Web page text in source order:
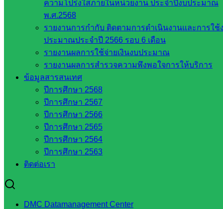
ความโปร่งใสภายในหน่วยงาน ประจำปีงบประมาณ
พ.ศ.2568
รายงานการกำกับ ติดตามการดำเนินงานและการใช้
ประมาณประจำปี 2566 รอบ 6 เดือน
รายงานผลการใช้จ่ายเงินงบประมาณ
รายงานผลการสำรวจความพึงพอใจการให้บริการ
ข้อมูลสารสนเทศ
ปีการศึกษา 2568
ปีการศึกษา 2567
ปีการศึกษา 2566
ปีการศึกษา 2565
ปีการศึกษา 2564
ปีการศึกษา 2563
ติดต่อเรา
DMC Datamanagement Center
สระแก้ว
สพป.สระแก้ว
โรงเรียน
ในสังกัด
สพป.สระแก้ว
เขต 1
โรงเรียน
ในสังกัด
สพป.สระแก้ว
เขต 2
วิทยาลัย
เทคนิค
เทคนิค